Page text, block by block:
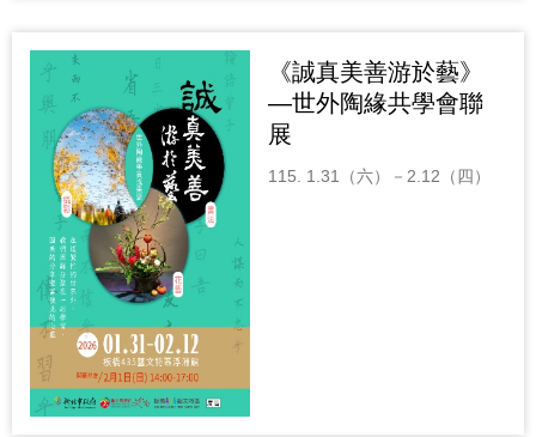
《誠真美善游於藝》
—世外陶緣共學會聯
展
115. 1.31（六）－2.12（四）